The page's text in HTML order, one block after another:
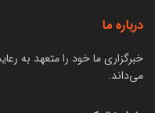
درباره ما
خبرگزاری ما خود را متعهد به
می‌داند.